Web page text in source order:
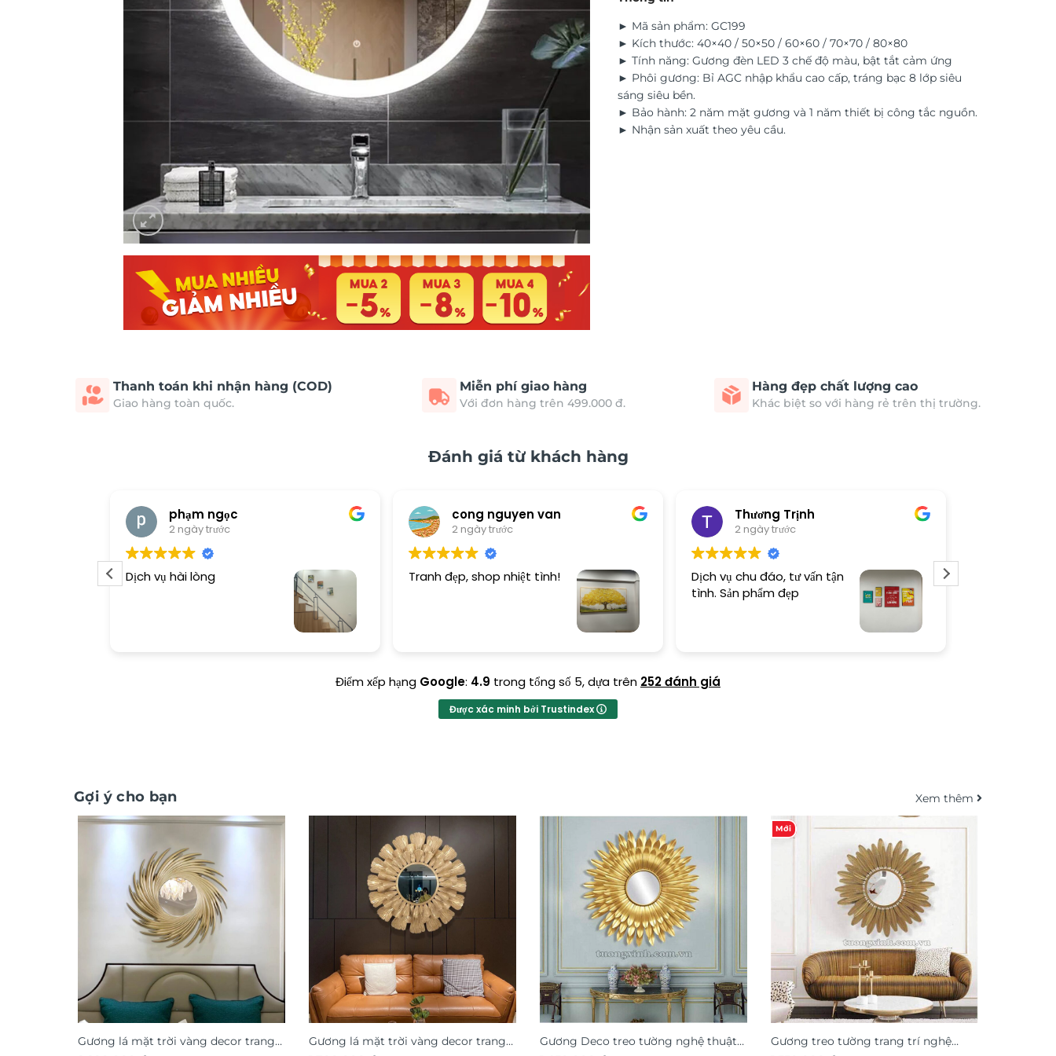
► Mã sản phẩm: GC199
► Kích thước: 40×40 / 50×50 / 60×60 / 70×70 / 80×80
► Tính năng: Gương đèn LED 3 chế độ màu, bật tắt cảm ứng
► Phôi gương: Bỉ AGC nhập khẩu cao cấp, tráng bạc 8 lớp siêu
sáng siêu bền.
► Bảo hành: 2 năm mặt gương và 1 năm thiết bị công tắc nguồn.
► Nhận sản xuất theo yêu cầu.
Thanh toán khi nhận hàng (COD)
Giao hàng toàn quốc.
Miễn phí giao hàng
Với đơn hàng trên 499.000 đ.
Hàng đẹp chất lượng cao
Khác biệt so với hàng rẻ trên thị trường.
Đánh giá từ khách hàng
phạm ngọc
2 ngày trước
Dịch vụ hài lòng
cong nguyen van
2 ngày trước
Tranh đẹp, shop nhiệt tình!
Thương Trịnh
2 ngày trước
Dịch vụ chu đáo, tư vấn tận
tình. Sản phẩm đẹp
Điểm xếp hạng Google: 4.9 trong tổng số 5,dựa trên 252 đánh giá
Được xác minh bởi Trustindex
Gợi ý cho bạn Xem thêm
Gương lá mặt trời vàng decor trang
Gương lá mặt trời vàng decor trang
Gương Deco treo tường nghệ thuật
Mới
Gương treo tường trang trí nghệ